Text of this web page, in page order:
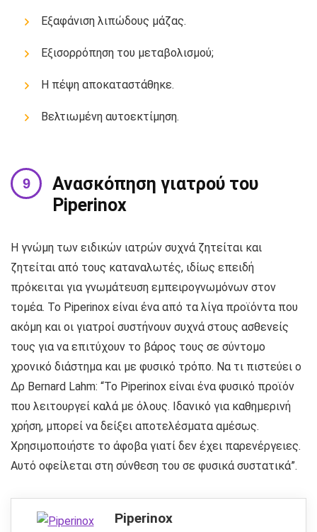
Εξαφάνιση λιπώδους μάζας.
Εξισορρόπηση του μεταβολισμού;
Η πέψη αποκαταστάθηκε.
Βελτιωμένη αυτοεκτίμηση.
Ανασκόπηση γιατρού του
Piperinox
Η γνώμη των ειδικών ιατρών συχνά ζητείται και
ζητείται από τους καταναλωτές, ιδίως επειδή
πρόκειται για γνωμάτευση εμπειρογνωμόνων στον
τομέα. Το Piperinox είναι ένα από τα λίγα προϊόντα που
ακόμη και οι γιατροί συστήνουν συχνά στους ασθενείς
τους για να επιτύχουν το βάρος τους σε σύντομο
χρονικό διάστημα και με φυσικό τρόπο. Να τι πιστεύει ο
Δρ Bernard Lahm: “Το Piperinox είναι ένα φυσικό προϊόν
που λειτουργεί καλά με όλους. Ιδανικό για καθημερινή
χρήση, μπορεί να δείξει αποτελέσματα αμέσως.
Χρησιμοποιήστε το άφοβα γιατί δεν έχει παρενέργειες.
Αυτό οφείλεται στη σύνθεση του σε φυσικά συστατικά”.
Piperinox